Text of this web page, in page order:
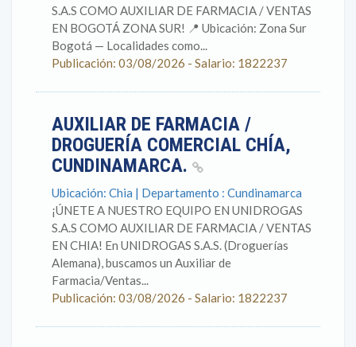
S.A.S COMO AUXILIAR DE FARMACIA / VENTAS
EN BOGOTÁ ZONA SUR! 📍 Ubicación: Zona Sur
Bogotá — Localidades como...
Publicación: 03/08/2026 - Salario: 1822237
AUXILIAR DE FARMACIA /
DROGUERÍA COMERCIAL CHÍA,
CUNDINAMARCA.
Ubicación: Chia | Departamento : Cundinamarca
¡ÚNETE A NUESTRO EQUIPO EN UNIDROGAS
S.A.S COMO AUXILIAR DE FARMACIA / VENTAS
EN CHIA! En UNIDROGAS S.A.S. (Droguerías
Alemana), buscamos un Auxiliar de
Farmacia/Ventas...
Publicación: 03/08/2026 - Salario: 1822237